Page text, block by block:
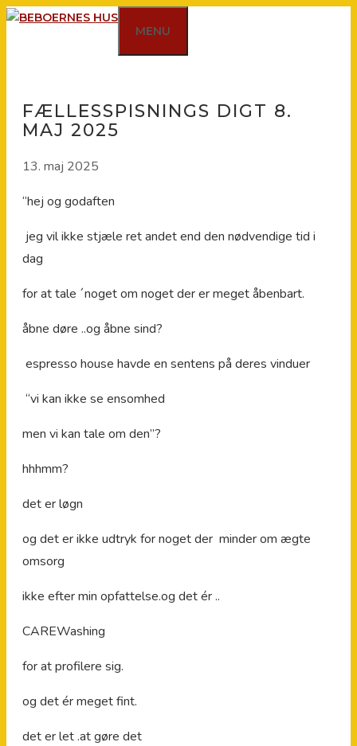
Hop
MENU
FÆLLESSPISNINGS DIGT 8.
MAJ 2025
13. maj 2025
“hej og godaften
jeg vil ikke stjæle ret andet end den nødvendige tid i
dag
for at tale ´noget om noget der er meget åbenbart.
åbne døre ..og åbne sind?
espresso house havde en sentens på deres vinduer
“vi kan ikke se ensomhed
men vi kan tale om den”?
hhhmm?
det er løgn
og det er ikke udtryk for noget der minder om ægte
omsorg
ikke efter min opfattelse.og det ér ..
CAREWashing
for at profilere sig.
og det ér meget fint.
det er let .at gøre det